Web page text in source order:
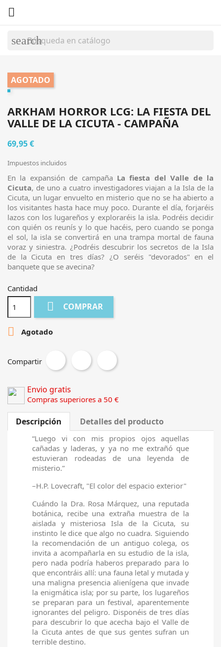

search
AGOTADO
ARKHAM HORROR LCG: LA FIESTA DEL
VALLE DE LA CICUTA - CAMPAÑA
69,95 €
Impuestos incluidos
En la expansión de campaña La fiesta del Valle de la
Cicuta, de uno a cuatro investigadores viajan a la Isla de la
Cicuta, un lugar envuelto en misterio que no se ha abierto a
los visitantes hasta hace muy poco. Durante el día, forjaréis
lazos con los lugareños y exploraréis la isla. Podréis decidir
con quién os reunís y lo que hacéis, pero cuando se ponga
el sol, la isla se convertirá en una trampa mortal de fauna
voraz y siniestra. ¿Podréis descubrir los secretos de la Isla
de la Cicuta en tres días? ¿O seréis "devorados" en el
banquete que se avecina?
Cantidad
 COMPRAR
 Agotado
Compartir
Envio gratis
Compras superiores a 50 €
Descripción Detalles del producto
“Luego vi con mis propios ojos aquellas
cañadas y laderas, y ya no me extrañó que
estuvieran rodeadas de una leyenda de
misterio.”
–H.P. Lovecraft, "El color del espacio exterior"
Cuándo la Dra. Rosa Márquez, una reputada
botánica, recibe una extraña muestra de la
aislada y misteriosa Isla de la Cicuta, su
instinto le dice que algo no cuadra. Siguiendo
la recomendación de un antiguo colega, os
invita a acompañarla en su estudio de la isla,
pero nada podría haberos preparado para lo
que encontráis allí: una fauna letal y mutada y
una maligna presencia alienígena que invade
la enigmática isla; por su parte, los lugareños
se preparan para un festival, aparentemente
ignorantes del peligro. Disponéis de tres días
para descubrir lo que acecha bajo el Valle de
la Cicuta antes de que sus gentes sufran un
terrible destino.